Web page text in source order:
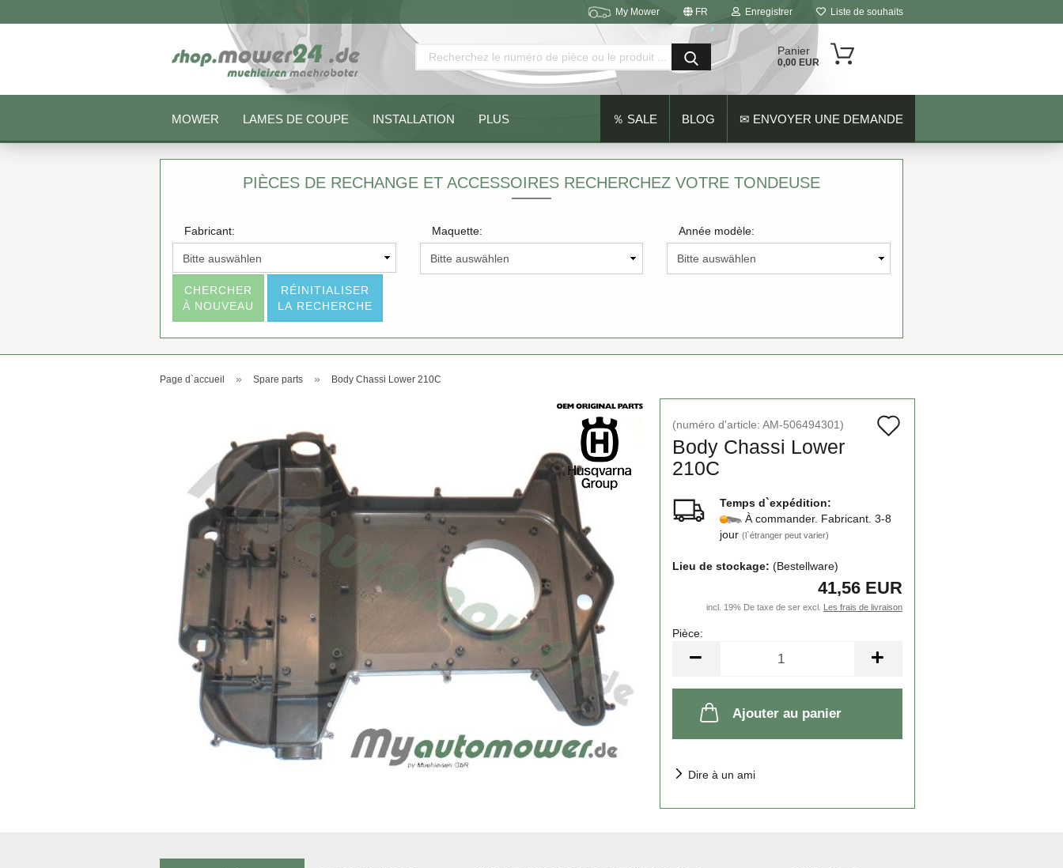
My Mower FR Enregistrer
Mot de passe oublié?
Liste de souhaits
Panier
0,00 EUR
MOWER LAMES DE COUPE INSTALLATION ％ SALE BLOG ✉ ENVOYER UNE DEMANDE
PLUS
PIÈCES DE RECHANGE ET ACCESSOIRES RECHERCHEZ VOTRE TONDEUSE
Fabricant: Maquette: Année modèle:
CHERCHER
À NOUVEAU
RÉINITIALISER
LA RECHERCHE
Page d`accueil » Spare parts » Body Chassi Lower 210C
(numéro d'article: AM-506494301)
Body Chas­si Lower
210C
Temps d`expédition:
À commander. Fabricant. 3-8
jour (l`étranger peut varier)
Lieu de stockage: (Bestellware)
41,56 EUR
incl. 19% De taxe de ser excl. Les frais de livraison
Pièce:
Pièce
Ajouter au panier
Dire à un ami